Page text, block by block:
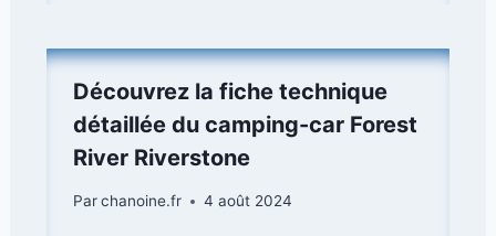
Découvrez la fiche technique
détaillée du camping-car Forest
River Riverstone
Parchanoine.fr 4 août 2024